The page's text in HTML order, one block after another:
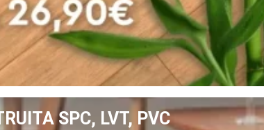
SPC, LVT, PVC